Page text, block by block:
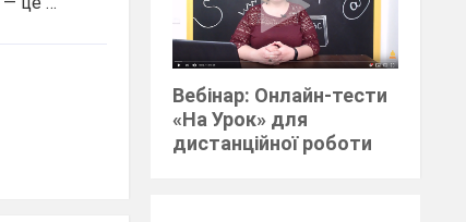
Вебінар: Онлайн-тести
«На Урок» для
дистанційної роботи